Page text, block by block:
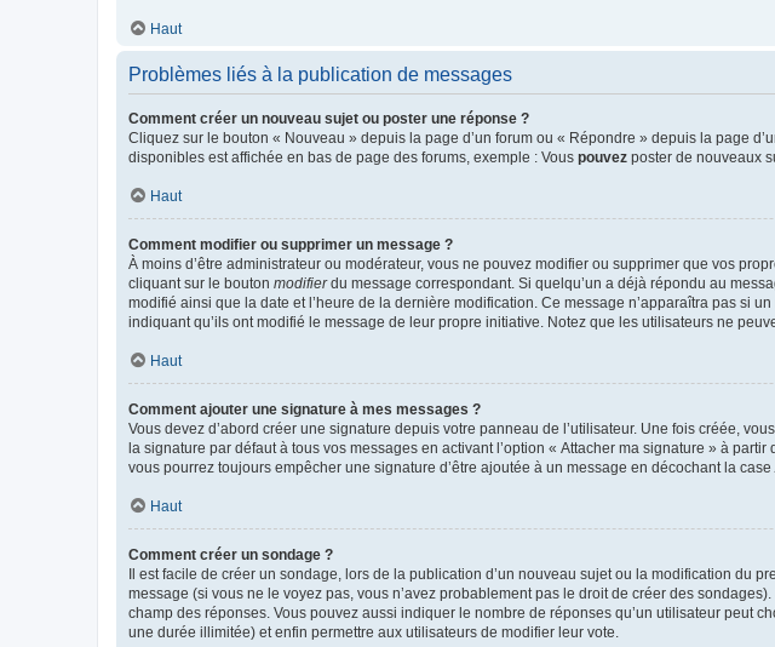
Haut
Problèmes liés à la publication de messages
Comment créer un nouveau sujet ou poster une réponse ?
Cliquez sur le bouton « Nouveau » depuis la page d’un forum ou « Répondre » depuis la page
disponibles est affichée en bas de page des forums, exemple : Vous pouvez poster de nouveaux
Haut
Comment modifier ou supprimer un message ?
À moins d’être administrateur ou modérateur, vous ne pouvez modifier ou supprimer que vos
cliquant sur le bouton modifierdu message correspondant. Si quelqu’un a déjà répondu au
modifié ainsi que la date et l’heure de la dernière modification. Ce message n’apparaîtra pas si
indiquant qu’ils ont modifié le message de leur propre initiative. Notez que les utilisateurs ne
Haut
Comment ajouter une signature à mes messages ?
Vous devez d’abord créer une signature depuis votre panneau de l’utilisateur. Une fois créée,
la signature par défaut à tous vos messages en activant l’option « Attacher ma signature » à partir
vous pourrez toujours empêcher une signature d’être ajoutée à un message en décochant la case
Haut
Comment créer un sondage ?
Il est facile de créer un sondage, lors de la publication d’un nouveau sujet ou la modification du
message (si vous ne le voyez pas, vous n’avez probablement pas le droit de créer des
champ des réponses. Vous pouvez aussi indiquer le nombre de réponses qu’un utilisateur peut
une durée illimitée) et enfin permettre aux utilisateurs de modifier leur vote.